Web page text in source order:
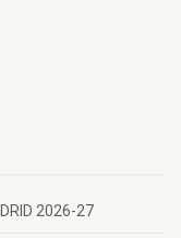
2026-27